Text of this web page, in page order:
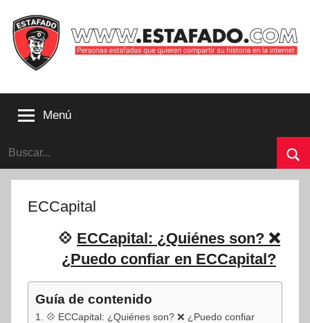
contenido
que
compartir
su
Estafado.com
Menú
Buscar:
ECCapital
💠 ECCapital: ¿Quiénes son? ❌
¿Puedo confiar en ECCapital?
Guía de contenido
💠 ECCapital: ¿Quiénes son? ❌ ¿Puedo confiar